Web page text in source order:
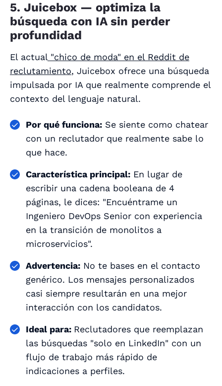
5. Juicebox — optimiza la
búsqueda con IA sin perder
profundidad
El actual "chico de moda" en el Reddit de
reclutamiento, Juicebox ofrece una búsqueda
impulsada por IA que realmente comprende el
contexto del lenguaje natural.
Por qué funciona: Se siente como chatear
con un reclutador que realmente sabe lo
que hace.
Característica principal: En lugar de
escribir una cadena booleana de 4
páginas, le dices: "Encuéntrame un
Ingeniero DevOps Senior con experiencia
en la transición de monolitos a
microservicios".
Advertencia: No te bases en el contacto
genérico. Los mensajes personalizados
casi siempre resultarán en una mejor
interacción con los candidatos.
Ideal para: Reclutadores que reemplazan
las búsquedas "solo en LinkedIn" con un
flujo de trabajo más rápido de
indicaciones a perfiles.